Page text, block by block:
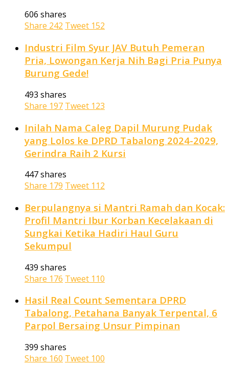
606 shares
Share 242 Tweet 152
Industri Film Syur JAV Butuh Pemeran
Pria, Lowongan Kerja Nih Bagi Pria Punya
Burung Gede!
493 shares
Share 197 Tweet 123
Inilah Nama Caleg Dapil Murung Pudak
yang Lolos ke DPRD Tabalong 2024-2029,
Gerindra Raih 2 Kursi
447 shares
Share 179 Tweet 112
Berpulangnya si Mantri Ramah dan Kocak:
Profil Mantri Ibur Korban Kecelakaan di
Sungkai Ketika Hadiri Haul Guru
Sekumpul
439 shares
Share 176 Tweet 110
Hasil Real Count Sementara DPRD
Tabalong, Petahana Banyak Terpental, 6
Parpol Bersaing Unsur Pimpinan
399 shares
Share 160 Tweet 100